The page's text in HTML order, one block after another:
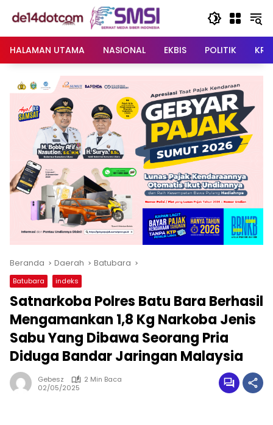
HALAMAN UTAMA
NASIONAL EKBIS POLITIK
Beranda Daerah Batubara
Batubara indeks
Satnarkoba Polres Batu Bara Berhasil
Mengamankan 1,8 Kg Narkoba Jenis
Sabu Yang Dibawa Seorang Pria
Diduga Bandar Jaringan Malaysia
Gebesz
2 Min Baca
02/05/2025